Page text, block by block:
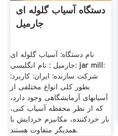
دستگاه آسیاب گلوله ای
جارمیل
نام دستگاه: آسیاب گلوله ای
جارمیل : نام انگلیسی: jar mill:
شرکت سازنده: ایران: کاربرد:
بطور کلی انواع مختلفی از
آسیابهای آزمایشگاهی وجود دارد،
که از نظر محفظه آسیاب کنی،
بار خردکننده، مکانیزم خردایش با
همدیگر متفاوت هستند.